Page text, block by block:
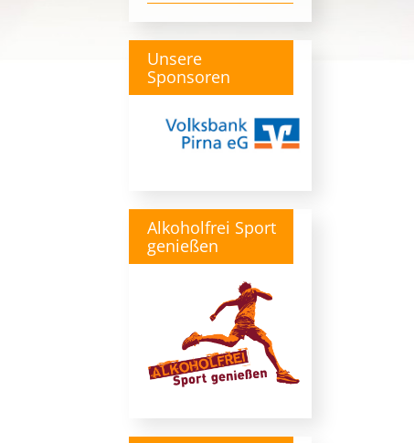
Unsere
Sponsoren
Alkoholfrei Sport
genießen